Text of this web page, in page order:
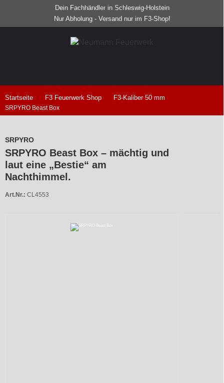
Dein Fachhändler in Schleswig-Holstein
Nur Abholung - Versand nur im F3-Shop!
Startseite F3 Feuerwerk Shop F3-Kaliber 50 mm
SRPYRO Beast Box
SRPYRO
SRPYRO Beast Box – mächtig und
laut eine „Bestie“ am
Nachthimmel.
Art.Nr.: CL4553